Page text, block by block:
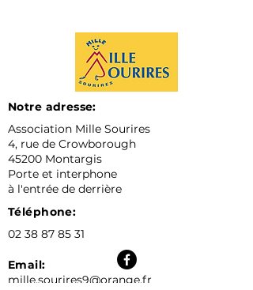
Notre adresse:
Association Mille Sourires
4, rue de Crowborough
45200 Montargis
Porte et interphone
à l'entrée de derrière
Téléphone:
02 38 87 85 31
Email:
mille.sourires9@orange.fr